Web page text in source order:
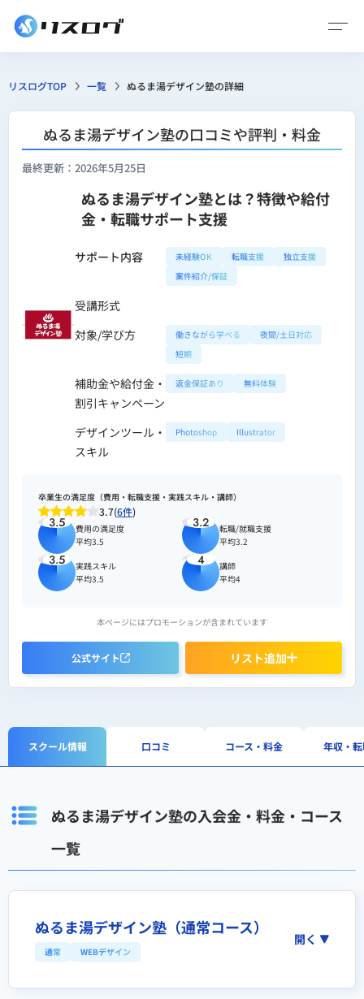
リスログTOP 一覧 ぬるま湯デザイン塾の詳細
ぬるま湯デザイン塾の口コミや評判・料金
最終更新：2026年5月25日
ぬるま湯デザイン塾とは？特徴や給付
金・転職サポート支援
サポート内容 未経験OK 転職支援
独立支援
案件紹介/保証
受講形式
対象/学び方
働きながら学べる
夜間/土日対応
短期
補助金や給付金・
割引キャンペーン
返金保証あり 無料体験
デザインツール・
スキル
Photoshop Illustrator
卒業生の満足度（費用・転職支援・実践スキル・講師）
3.7(6件)
3.5
費用の満足度
平均3.5
3.2
転職/就職支援
平均3.2
3.5
実践スキル
平均3.5
4
講師
平均4
本ページにはプロモーションが含まれています
公式サイト リスト追加
スクール情報 口コミ コース・料金 年収・
ぬるま湯デザイン塾の入会金・料金・コース
一覧
ぬるま湯デザイン塾（通常コース）
通常 WEBデザイン
開く